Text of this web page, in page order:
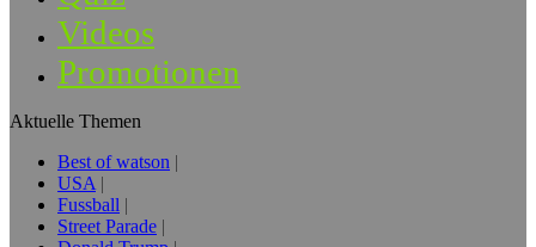
Videos
Promotionen
Aktuelle Themen
Best of watson
USA
Fussball
Street Parade